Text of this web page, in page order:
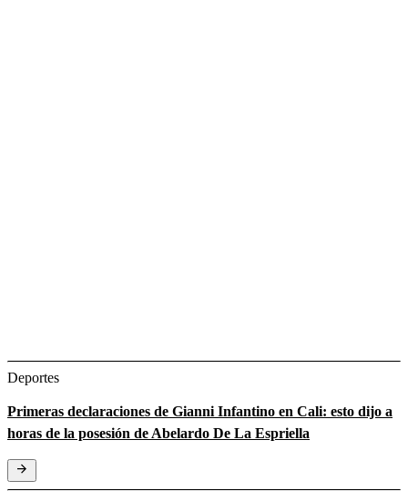
Deportes
Primeras declaraciones de Gianni Infantino en Cali: esto dijo a
horas de la posesión de Abelardo De La Espriella